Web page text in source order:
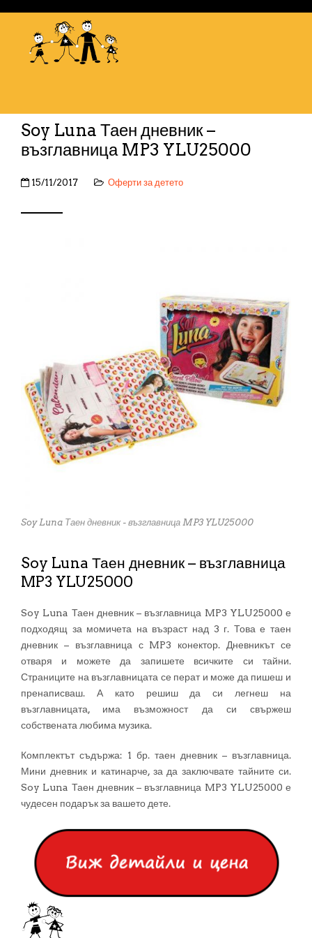
Soy Luna Таен дневник –
възглавница MP3 YLU25000
15/11/2017 Оферти за детето
Soy Luna Таен дневник - възглавница MP3 YLU25000
Soy Luna Таен дневник – възглавница
MP3 YLU25000
Soy Luna Таен дневник – възглавница MP3 YLU25000 е
подходящ за момичета на възраст над 3 г. Това е таен
дневник – възглавница с MP3 конектор. Дневникът се
отваря и можете да запишете всичките си тайни.
Страниците на възглавницата се перат и може да пишеш и
пренаписваш. А като решиш да си легнеш на
възглавницата, има възможност да си свържеш
собствената любима музика.
Комплектът съдържа: 1 бр. таен дневник – възглавница.
Мини дневник и катинарче, за да заключвате тайните си.
Soy Luna Таен дневник – възглавница MP3 YLU25000 е
чудесен подарък за вашето дете.